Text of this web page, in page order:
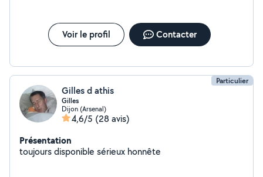
Voir le profil Contacter
Particulier
Gilles d athis
Gilles
Dijon (Arsenal)
4,6/5 (28 avis)
Présentation
toujours disponible sérieux honnête